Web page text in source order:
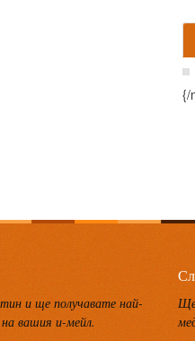
{/
и ще получавате най-
вашия и-мейл.
Ще